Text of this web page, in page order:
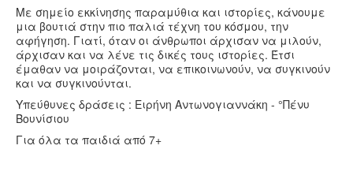
Με σημείο εκκίνησης παραμύθια και ιστορίες, κάνουμε
μια βουτιά στην πιο παλιά τέχνη του κόσμου, την
αφήγηση. Γιατί, όταν οι άνθρωποι άρχισαν να μιλούν,
άρχισαν και να λένε τις δικές τους ιστορίες. Έτσι
έμαθαν να μοιράζονται, να επικοινωνούν, να συγκινούν
και να συγκινούνται.
Υπεύθυνες δράσεις : Ειρήνη Αντωνογιαννάκη - °Πένυ
Βουνίσιου
Για όλα τα παιδιά από 7+